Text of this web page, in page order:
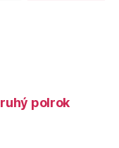
polrok